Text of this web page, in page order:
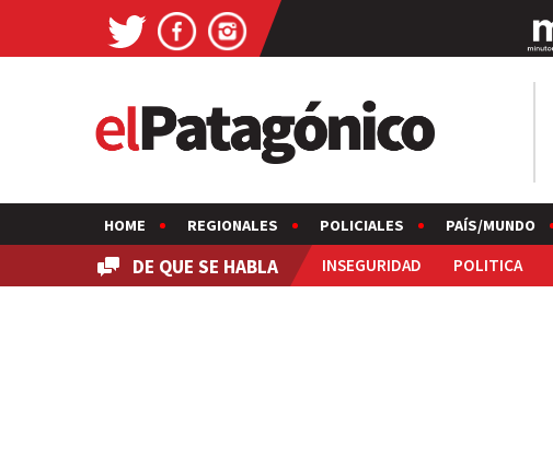
HOME REGIONALES POLICIALES PAÍS/MUNDO
DE QUE SE HABLA INSEGURIDAD POLITICA